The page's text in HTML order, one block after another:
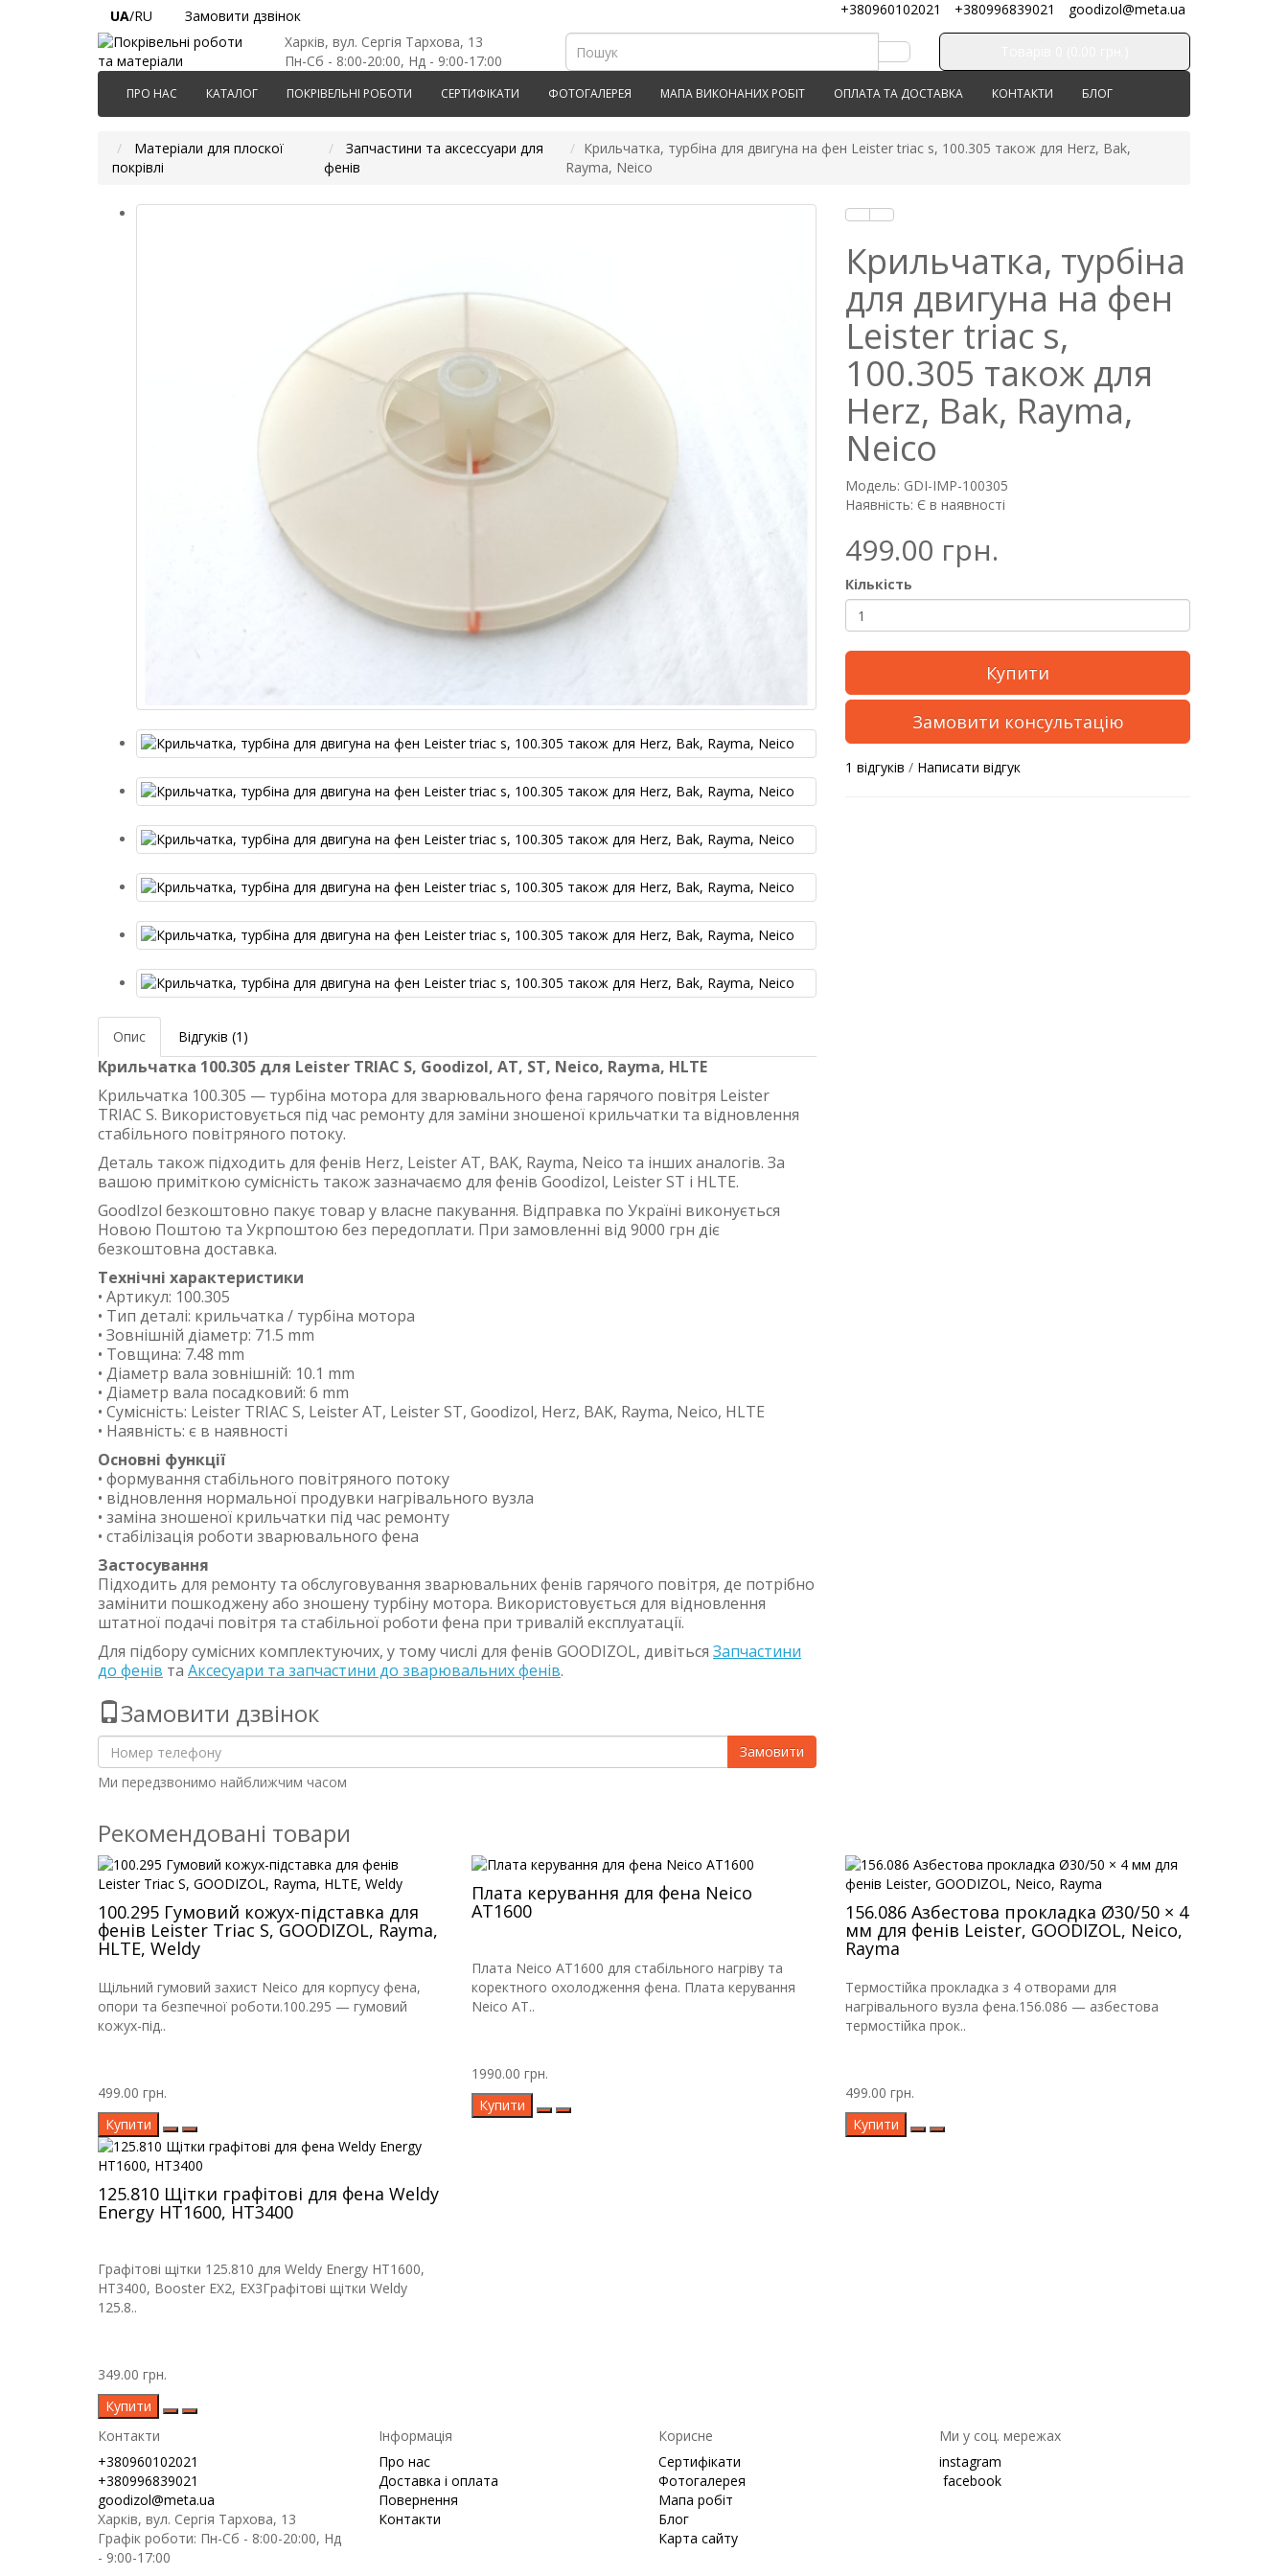
UA/RU Замовити дзвінок +380960102021 +380996839021
goodizol@meta.ua
Харків, вул. Сергія Тархова, 13
Пн-Сб - 8:00-20:00, Нд - 9:00-17:00
ПРО НАС КАТАЛОГ ПОКРІВЕЛЬНІ РОБОТИ СЕРТИФІКАТИ ФОТОГАЛЕРЕЯ МАПА ВИКОНАНИХ РОБІТ ОПЛАТА ТА ДОСТАВКА КОНТАКТИ БЛОГ
Матеріали для плоскої
покрівлі
Запчастини та аксессуари для
фенів
Крильчатка, турбіна для двигуна на фен Leister triac s, 100.305 також для Herz, Bak,
Rayma, Neico
Крильчатка, турбіна
для двигуна на фен
Leister triac s,
100.305 також для
Herz, Bak, Rayma,
Neico
Модель: GDI-IMP-100305
Наявність: Є в наявності
499.00 грн.
Кількість
Купити
Замовити консультацію
1 відгуків / Написати відгук
Опис Відгуків (1)
Крильчатка 100.305 для Leister TRIAC S, Goodizol, AT, ST, Neico, Rayma, HLTE
Крильчатка 100.305 — турбіна мотора для зварювального фена гарячого повітря Leister
TRIAC S. Використовується під час ремонту для заміни зношеної крильчатки та відновлення
стабільного повітряного потоку.
Деталь також підходить для фенів Herz, Leister AT, BAK, Rayma, Neico та інших аналогів. За
вашою приміткою сумісність також зазначаємо для фенів Goodizol, Leister ST і HLTE.
GoodIzol безкоштовно пакує товар у власне пакування. Відправка по Україні виконується
Новою Поштою та Укрпоштою без передоплати. При замовленні від 9000 грн діє
безкоштовна доставка.
Технічні характеристики
• Артикул: 100.305
• Тип деталі: крильчатка / турбіна мотора
• Зовнішній діаметр: 71.5 mm
• Товщина: 7.48 mm
• Діаметр вала зовнішній: 10.1 mm
• Діаметр вала посадковий: 6 mm
• Сумісність: Leister TRIAC S, Leister AT, Leister ST, Goodizol, Herz, BAK, Rayma, Neico, HLTE
• Наявність: є в наявності
Основні функції
• формування стабільного повітряного потоку
• відновлення нормальної продувки нагрівального вузла
• заміна зношеної крильчатки під час ремонту
• стабілізація роботи зварювального фена
Застосування
Підходить для ремонту та обслуговування зварювальних фенів гарячого повітря, де потрібно
замінити пошкоджену або зношену турбіну мотора. Використовується для відновлення
штатної подачі повітря та стабільної роботи фена при тривалій експлуатації.
Для підбору сумісних комплектуючих, у тому числі для фенів GOODIZOL, дивіться Запчастини
до фенів та Аксесуари та запчастини до зварювальних фенів.
Замовити дзвінок
Замовити
Ми передзвонимо найближчим часом
Рекомендовані товари
100.295 Гумовий кожух-підставка для
фенів Leister Triac S, GOODIZOL, Rayma,
HLTE, Weldy
Щільний гумовий захист Neico для корпусу фена,
опори та безпечної роботи.100.295 — гумовий
кожух-під..
499.00 грн.
Купити
Плата керування для фена Neico
AT1600
Плата Neico AT1600 для стабільного нагріву та
коректного охолодження фена. Плата керування
Neico AT..
1990.00 грн.
Купити
156.086 Азбестова прокладка Ø30/50 × 4
мм для фенів Leister, GOODIZOL, Neico,
Rayma
Термостійка прокладка з 4 отворами для
нагрівального вузла фена.156.086 — азбестова
термостійка прок..
499.00 грн.
Купити
125.810 Щітки графітові для фена Weldy
Energy HT1600, HT3400
Графітові щітки 125.810 для Weldy Energy HT1600,
HT3400, Booster EX2, EX3Графітові щітки Weldy
125.8..
349.00 грн.
Купити
Контакти
+380960102021
+380996839021
goodizol@meta.ua
Харків, вул. Сергія Тархова, 13
Графік роботи: Пн-Сб - 8:00-20:00, Нд
- 9:00-17:00
Інформація
Про нас
Доставка і оплата
Повернення
Контакти
Корисне
Сертифікати
Фотогалерея
Мапа робіт
Блог
Карта сайту
Ми у соц. мережах
instagram
facebook